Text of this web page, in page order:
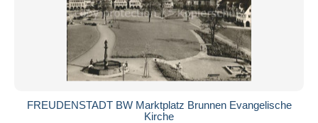
FREUDENSTADT BW Marktplatz Brunnen Evangelische
Kirche